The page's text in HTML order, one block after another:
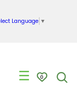
Language ▼
☰ 0